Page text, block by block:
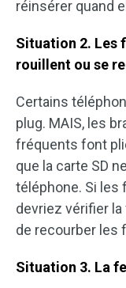
réinsérer quand
Situation 2. Les
rouillent ou se
Certains
plug. MAIS, les
fréquents font
que la carte SD
téléphone. Si les
devriez vérifier
de recourber les
Situation 3. La